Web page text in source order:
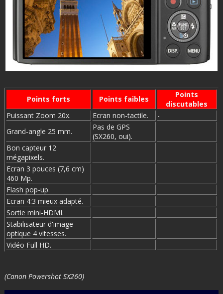
Points forts Points faibles
Points
discutables
Puissant Zoom 20x.
Ecran non-tactile.
-
Grand-angle 25 mm.
Pas de GPS
(SX260, oui).
Bon capteur 12
mégapixels.
Ecran 3 pouces (7,6 cm)
460 Mp.
Flash pop-up.
Ecran 4:3 mieux adapté.
Sortie mini-HDMI.
Stabilisateur d'image
optique 4 vitesses.
Vidéo Full HD.
(Canon Powershot SX260)